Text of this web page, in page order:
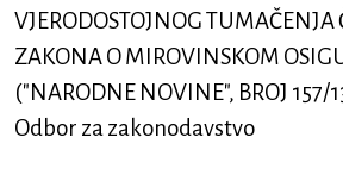
VJERODOSTOJNOG TUMAČENJA
ZAKONA O MIROVINSKOM
("NARODNE NOVINE", BROJ
Odbor za zakonodavstvo